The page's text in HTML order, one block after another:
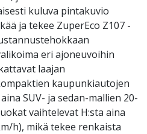
kuluva pintakuvio
ja tekee ZuperEco Z107 -
eri ajoneuvoihin
laajan
kaupunkiautojen
SUV- ja sedan-mallien 20-
vaihtelevat H:sta aina
h), mikä tekee renkaista